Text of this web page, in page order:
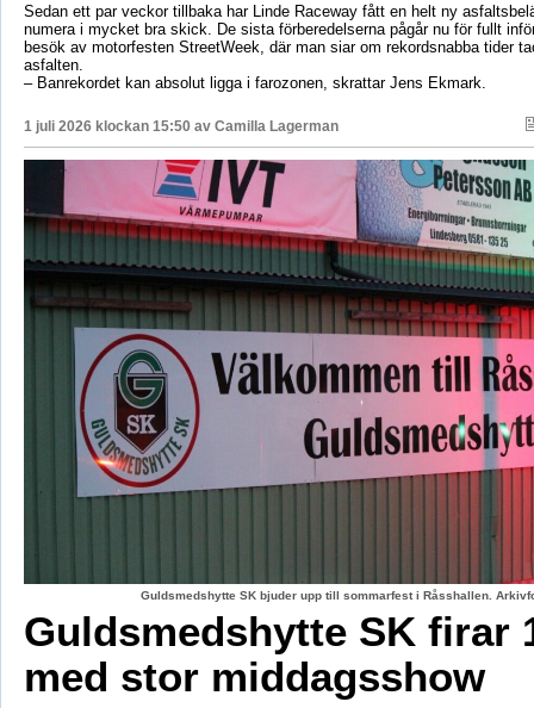
Sedan ett par veckor tillbaka har Linde Raceway fått en helt ny
numera i mycket bra skick. De sista förberedelserna pågår nu för fullt
besök av motorfesten StreetWeek, där man siar om rekordsnabba tider
asfalten.
– Banrekordet kan absolut ligga i farozonen, skrattar Jens Ekmark.
1 juli 2026 klockan 15:50 av Camilla Lagerman
Guldsmedshytte SK bjuder upp till sommarfest i Råsshallen.
Guldsmedshytte SK firar
med stor middagsshow